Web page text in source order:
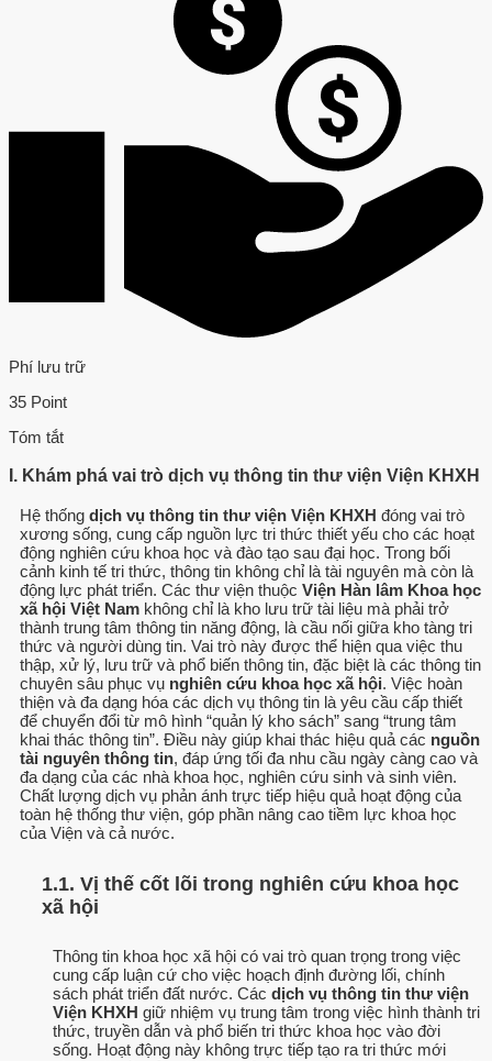
Phí lưu trữ
35 Point
Tóm tắt
I. Khám phá vai trò dịch vụ thông tin thư viện Viện KHXH
Hệ thống dịch vụ thông tin thư viện Viện KHXH đóng vai trò
xương sống, cung cấp nguồn lực tri thức thiết yếu cho các hoạt
động nghiên cứu khoa học và đào tạo sau đại học. Trong bối
cảnh kinh tế tri thức, thông tin không chỉ là tài nguyên mà còn là
động lực phát triển. Các thư viện thuộc Viện Hàn lâm Khoa học
xã hội Việt Nam không chỉ là kho lưu trữ tài liệu mà phải trở
thành trung tâm thông tin năng động, là cầu nối giữa kho tàng tri
thức và người dùng tin. Vai trò này được thể hiện qua việc thu
thập, xử lý, lưu trữ và phổ biến thông tin, đặc biệt là các thông tin
chuyên sâu phục vụ nghiên cứu khoa học xã hội. Việc hoàn
thiện và đa dạng hóa các dịch vụ thông tin là yêu cầu cấp thiết
để chuyển đổi từ mô hình “quản lý kho sách” sang “trung tâm
khai thác thông tin”. Điều này giúp khai thác hiệu quả các nguồn
tài nguyên thông tin, đáp ứng tối đa nhu cầu ngày càng cao và
đa dạng của các nhà khoa học, nghiên cứu sinh và sinh viên.
Chất lượng dịch vụ phản ánh trực tiếp hiệu quả hoạt động của
toàn hệ thống thư viện, góp phần nâng cao tiềm lực khoa học
của Viện và cả nước.
1.1. Vị thế cốt lõi trong nghiên cứu khoa học
xã hội
Thông tin khoa học xã hội có vai trò quan trọng trong việc
cung cấp luận cứ cho việc hoạch định đường lối, chính
sách phát triển đất nước. Các dịch vụ thông tin thư viện
Viện KHXH giữ nhiệm vụ trung tâm trong việc hình thành tri
thức, truyền dẫn và phổ biến tri thức khoa học vào đời
sống. Hoạt động này không trực tiếp tạo ra tri thức mới